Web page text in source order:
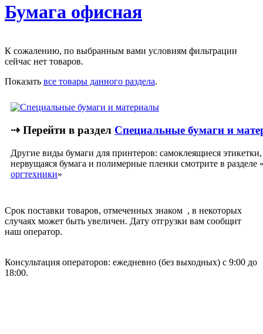
Бумага офисная
К сожалению, по выбранным вами условиям фильтрации
сейчас нет товаров.
Показать все товары данного раздела.
⇢ Перейти в раздел Специальные бумаги и
Другие виды бумаги для принтеров: самоклеящиеся
нервущаяся бумага и полимерные пленки смотрите в разделе
оргтехники»
Срок поставки товаров, отмеченных знаком , в некоторых
случаях может быть увеличен. Дату отгрузки вам сообщит
наш оператор.
Консультация операторов: ежедневно (без выходных) с 9:00 до
18:00.